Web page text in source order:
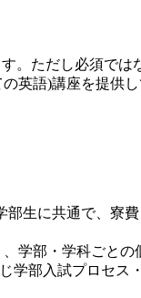
ただし必須では
英語)講座を提供
生に共通で、寮
学部・学科ごと
学部入試プロセス